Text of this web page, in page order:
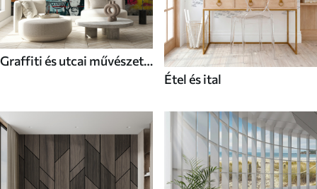
Graffiti és utcai művészet
Étel és ital